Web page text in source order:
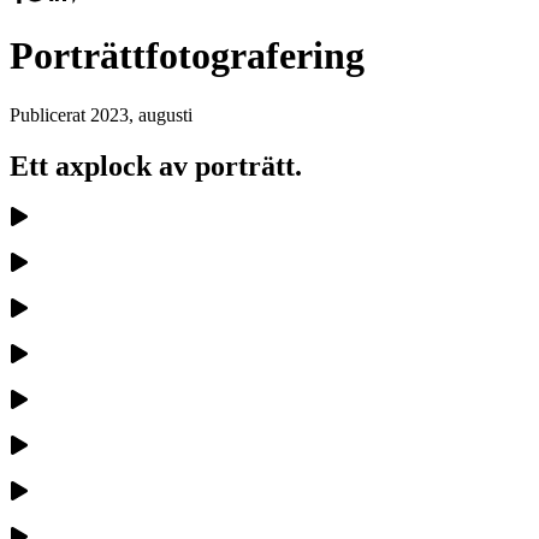
Porträttfotografering
Publicerat 2023, augusti
Ett axplock av porträtt.